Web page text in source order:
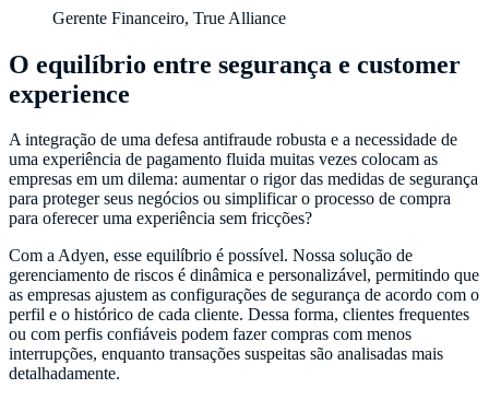
Gerente Financeiro, True Alliance
O equilíbrio entre segurança e customer
experience
A integração de uma defesa antifraude robusta e a necessidade de
uma experiência de pagamento fluida muitas vezes colocam as
empresas em um dilema: aumentar o rigor das medidas de segurança
para proteger seus negócios ou simplificar o processo de compra
para oferecer uma experiência sem fricções?
Com a Adyen, esse equilíbrio é possível. Nossa solução de
gerenciamento de riscos é dinâmica e personalizável, permitindo que
as empresas ajustem as configurações de segurança de acordo com o
perfil e o histórico de cada cliente. Dessa forma, clientes frequentes
ou com perfis confiáveis podem fazer compras com menos
interrupções, enquanto transações suspeitas são analisadas mais
detalhadamente.